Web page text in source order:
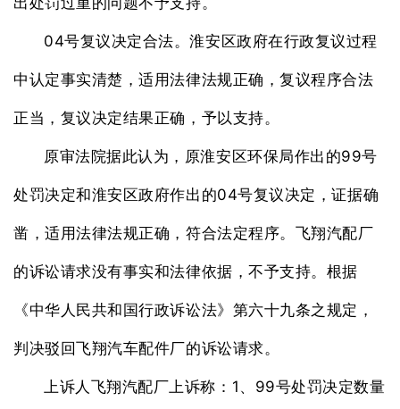
04号复议决定合法。淮安区政府在行政复议过程
中认定事实清楚，适用法律法规正确，复议程序合法
正当，复议决定结果正确，予以支持。
原审法院据此认为，原淮安区环保局作出的99号
处罚决定和淮安区政府作出的04号复议决定，证据确
凿，适用法律法规正确，符合法定程序。飞翔汽配厂
的诉讼请求没有事实和法律依据，不予支持。根据
《中华人民共和国行政诉讼法》第六十九条之规定，
判决驳回飞翔汽车配件厂的诉讼请求。
上诉人飞翔汽配厂上诉称： 1 、 99号处罚决定数量